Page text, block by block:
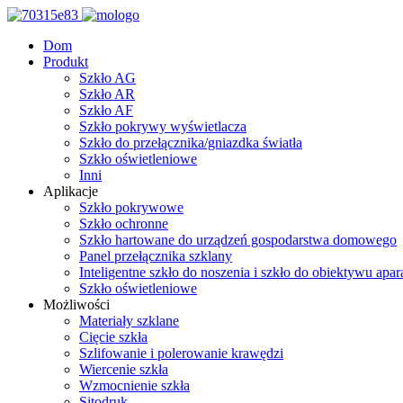
Dom
Produkt
Szkło AG
Szkło AR
Szkło AF
Szkło pokrywy wyświetlacza
Szkło do przełącznika/gniazdka światła
Szkło oświetleniowe
Inni
Aplikacje
Szkło pokrywowe
Szkło ochronne
Szkło hartowane do urządzeń gospodarstwa domowego
Panel przełącznika szklany
Inteligentne szkło do noszenia i szkło do obiektywu
Szkło oświetleniowe
Możliwości
Materiały szklane
Cięcie szkła
Szlifowanie i polerowanie krawędzi
Wiercenie szkła
Wzmocnienie szkła